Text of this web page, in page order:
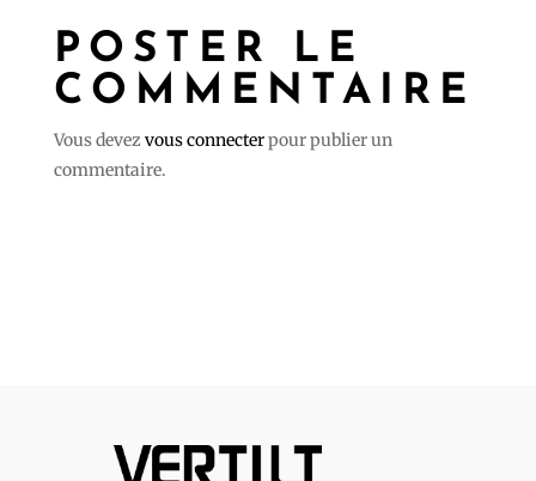
POSTER LE
COMMENTAIRE
Vous devez vous connecterpour publier un
commentaire.